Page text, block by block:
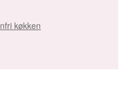
køkken